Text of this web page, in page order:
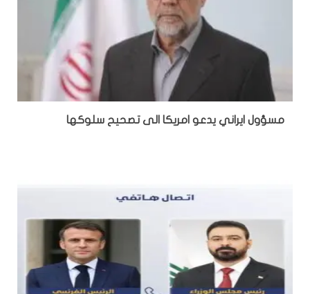
مسؤول ايراني يدعو امريكا الى تصحيح سلوكها